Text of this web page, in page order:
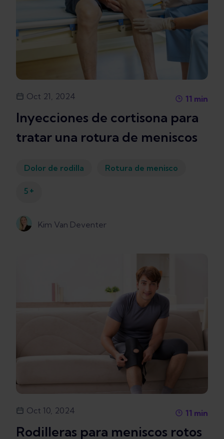
Oct 21, 2024 11 min
Inyecciones de cortisona para
tratar una rotura de meniscos
Dolor de rodilla Rotura de menisco
5 +
Kim Van Deventer
Oct 10, 2024 11 min
Rodilleras para meniscos rotos